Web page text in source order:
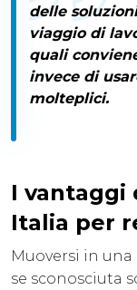
delle
viaggio di
quali
invece di
molteplici.
I vantaggi
Italia per
Muoversi in
se sconosciuta